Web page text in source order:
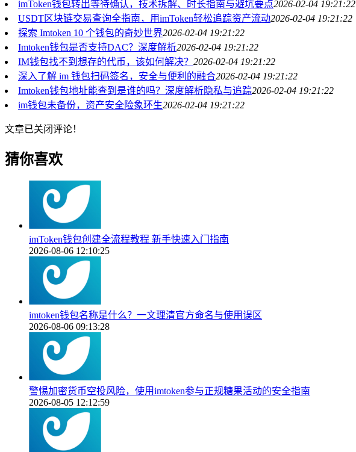
imToken钱包转出等待确认，技术拆解、时长指南与避坑要点2026-02-04 19:21:22
USDT区块链交易查询全指南，用imToken轻松追踪资产流动2026-02-04 19:21:22
探索 Imtoken 10 个钱包的奇妙世界2026-02-04 19:21:22
Imtoken钱包是否支持DAC？深度解析2026-02-04 19:21:22
IM钱包找不到想存的代币，该如何解决？ 2026-02-04 19:21:22
深入了解 im 钱包扫码签名，安全与便利的融合2026-02-04 19:21:22
Imtoken钱包地址能查到是谁的吗？深度解析隐私与追踪2026-02-04 19:21:22
im钱包未备份，资产安全险象环生2026-02-04 19:21:22
文章已关闭评论！
猜你喜欢
imToken钱包创建全流程教程 新手快速入门指南
2026-08-06 12:10:25
imtoken钱包名称是什么？一文理清官方命名与使用误区
2026-08-06 09:13:28
警惕加密货币空投风险，使用imtoken参与正规糖果活动的安全指南
2026-08-05 12:12:59